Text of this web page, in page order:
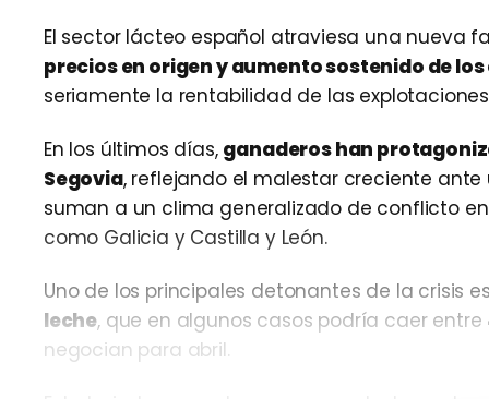
El sector lácteo español atraviesa una nueva
precios en origen y aumento sostenido de
seriamente la rentabilidad de las
En los últimos días, ganaderos han
Segovia, reflejando el malestar creciente ante
suman a un clima generalizado de conflicto
como Galicia y Castilla y León.
Uno de los principales detonantes de la crisis
leche, que en algunos casos podría caer entre
negocian para abril.